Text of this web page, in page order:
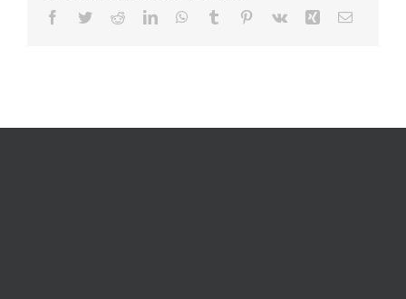
Facebook
TwitterRedditLinkedInWhatsApp
Tumblr Pinterest
Vk Xing E-